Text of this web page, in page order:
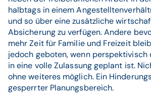
halbtags in einem
und so über eine zusätzliche
Absicherung zu verfügen. Andere
mehr Zeit für Familie und Freizeit
jedoch geboten, wenn perspektivisch
in eine volle Zulassung geplant ist.
ohne weiteres möglich. Ein
gesperrter Planungsbereich.